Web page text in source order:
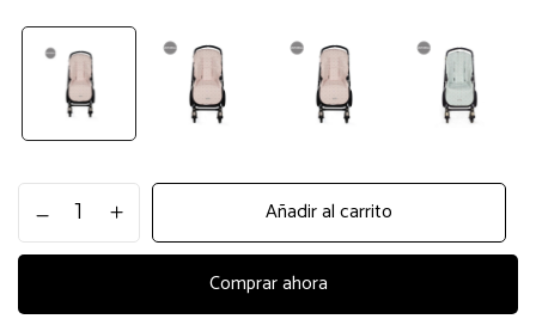
Silla
Universal
cantidad
Añadir al carrito
Comprar ahora